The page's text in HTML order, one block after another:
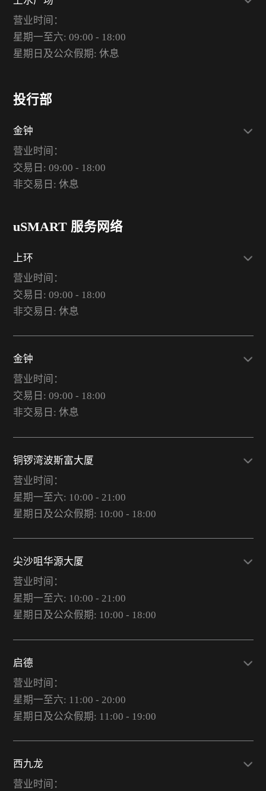
营业时间：
星期一至六: 09:00 - 18:00
星期日及公众假期: 休息
投行部
金钟
营业时间：
交易日: 09:00 - 18:00
非交易日: 休息
uSMART 服务网络
上环
营业时间：
交易日: 09:00 - 18:00
非交易日: 休息
金钟
营业时间：
交易日: 09:00 - 18:00
非交易日: 休息
铜锣湾波斯富大厦
营业时间：
星期一至六: 10:00 - 21:00
星期日及公众假期: 10:00 - 18:00
尖沙咀华源大厦
营业时间：
星期一至六: 10:00 - 21:00
星期日及公众假期: 10:00 - 18:00
启德
营业时间：
星期一至六: 11:00 - 20:00
星期日及公众假期: 11:00 - 19:00
西九龙
营业时间：